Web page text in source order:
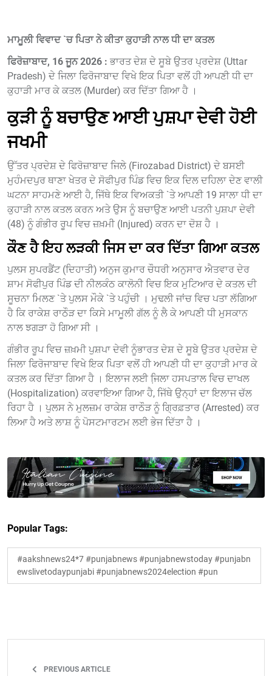
ਮਾਮੂਲੀ ਵਿਵਾਦ `ਚ ਪਿਤਾ ਨੇ ਕੀਤਾ ਕੁਹਾੜੀ ਨਾਲ ਧੀ ਦਾ ਕਤਲ
ਫਿਰੋਜ਼ਾਬਾਦ, 16 ਜੂਨ 2026 : ਭਾਰਤ ਦੇਸ਼ ਦੇ ਸੂਬੇ ਉਤਰ ਪ੍ਰਦੇਸ਼ (Uttar
Pradesh) ਦੇ ਜਿਲਾ ਫਿਰੋਜਾਬਾਦ ਵਿਖੇ ਇਕ ਪਿਤਾ ਵਲੋਂ ਹੀ ਆਪਣੀ ਧੀ ਦਾ
ਕੁਹਾੜੀ ਮਾਰ ਕੇ ਕਤਲ (Murder) ਕਰ ਦਿੱਤਾ ਗਿਆ ਹੈ ।
ਕੁੜੀ ਨੂੰ ਬਚਾਉਣ ਆਈ ਪੁਸ਼ਪਾ ਦੇਵੀ ਹੋਈ
ਜਖਮੀ
ਉੱਤਰ ਪ੍ਰਦੇਸ਼ ਦੇ ਫਿਰੋਜ਼ਾਬਾਦ ਜਿਲੇ (Firozabad District) ਦੇ ਬਸਈ
ਮੁਹੰਮਦਪੁਰ ਥਾਣਾ ਖੇਤਰ ਦੇ ਸੋਫੀਪੁਰ ਪਿੰਡ ਵਿਚ ਇਕ ਦਿਲ ਦਹਿਲਾ ਦੇਣ ਵਾਲੀ
ਘਟਨਾ ਸਾਹਮਣੇ ਆਈ ਹੈ, ਜਿੱਥੇ ਇਕ ਵਿਅਕਤੀ `ਤੇ ਆਪਣੀ 19 ਸਾਲਾ ਧੀ ਦਾ
ਕੁਹਾੜੀ ਨਾਲ ਕਤਲ ਕਰਨ ਅਤੇ ਉਸ ਨੂੰ ਬਚਾਉਣ ਆਈ ਪਤਨੀ ਪੁਸ਼ਪਾ ਦੇਵੀ
(48) ਨੂੰ ਗੰਭੀਰ ਰੂਪ ਵਿਚ ਜ਼ਖ਼ਮੀ (Injured) ਕਰਨ ਦਾ ਦੋਸ਼ ਹੈ ।
ਕੌਣ ਹੈ ਇਹ ਲੜਕੀ ਜਿਸ ਦਾ ਕਰ ਦਿੱਤਾ ਗਿਆ ਕਤਲ
ਪੁਲਸ ਸੁਪਰਡੈਂਟ (ਦਿਹਾਤੀ) ਅਨੁਜ ਕੁਮਾਰ ਚੌਧਰੀ ਅਨੁਸਾਰ ਐਤਵਾਰ ਦੇਰ
ਸ਼ਾਮ ਸੋਫੀਪੁਰ ਪਿੰਡ ਦੀ ਨੀਲਕੰਠ ਕਾਲੋਨੀ ਵਿਚ ਇਕ ਮੁਟਿਆਰ ਦੇ ਕਤਲ ਦੀ
ਸੂਚਨਾ ਮਿਲਣ `ਤੇ ਪੁਲਸ ਮੌਕੇ `ਤੇ ਪਹੁੰਚੀ । ਮੁਢਲੀ ਜਾਂਚ ਵਿਚ ਪਤਾ ਲੱਗਿਆ
ਹੈ ਕਿ ਰਾਕੇਸ਼ ਰਾਠੌੜ ਦਾ ਕਿਸੇ ਮਾਮੂਲੀ ਗੱਲ ਨੂੰ ਲੈ ਕੇ ਆਪਣੀ ਧੀ ਮੁਸਕਾਨ
ਨਾਲ ਝਗੜਾ ਹੋ ਗਿਆ ਸੀ ।
ਗੰਭੀਰ ਰੂਪ ਵਿਚ ਜ਼ਖ਼ਮੀ ਪੁਸ਼ਪਾ ਦੇਵੀ ਨੂੰਭਾਰਤ ਦੇਸ਼ ਦੇ ਸੂਬੇ ਉਤਰ ਪ੍ਰਦੇਸ਼ ਦੇ
ਜਿਲਾ ਫਿਰੋਜਾਬਾਦ ਵਿਖੇ ਇਕ ਪਿਤਾ ਵਲੋਂ ਹੀ ਆਪਣੀ ਧੀ ਦਾ ਕੁਹਾੜੀ ਮਾਰ ਕੇ
ਕਤਲ ਕਰ ਦਿੱਤਾ ਗਿਆ ਹੈ । ਇਲਾਜ ਲਈ ਜਿ਼ਲਾ ਹਸਪਤਾਲ ਵਿਚ ਦਾਖਲ
(Hospitalization) ਕਰਵਾਇਆ ਗਿਆ ਹੈ, ਜਿੱਥੇ ਉਨ੍ਹਾਂ ਦਾ ਇਲਾਜ ਚੱਲ
ਰਿਹਾ ਹੈ । ਪੁਲਸ ਨੇ ਮੁਲਜ਼ਮ ਰਾਕੇਸ਼ ਰਾਠੌੜ ਨੂੰ ਗ੍ਰਿਫ਼ਤਾਰ (Arrested) ਕਰ
ਲਿਆ ਹੈ ਅਤੇ ਲਾਸ਼ ਨੂੰ ਪੋਸਟਮਾਰਟਮ ਲਈ ਭੇਜ ਦਿੱਤਾ ਹੈ ।
Popular Tags:
#aakshnews24*7 #punjabnews #punjabnewstoday #punjabn
ewslivetodaypunjabi #punjabnews2024election #pun
PREVIOUS ARTICLE